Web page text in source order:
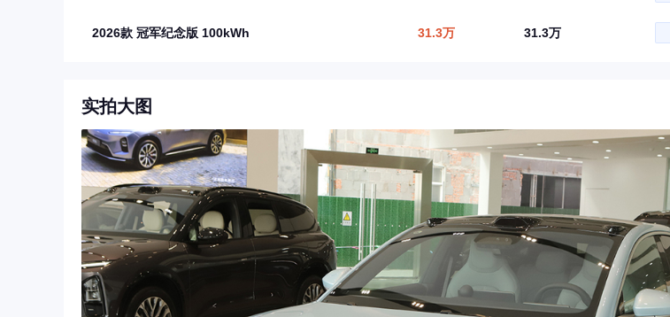
2026款 冠军纪念版 100kWh 31.3万 31.3万
实拍大图